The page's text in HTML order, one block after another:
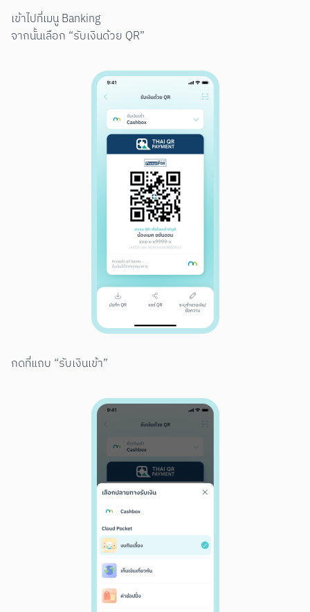
เข้าไปที่เมนู Banking
จากนั้นเลือก “รับเงินด้วย QR”
กดที่แถบ “รับเงินเข้า”